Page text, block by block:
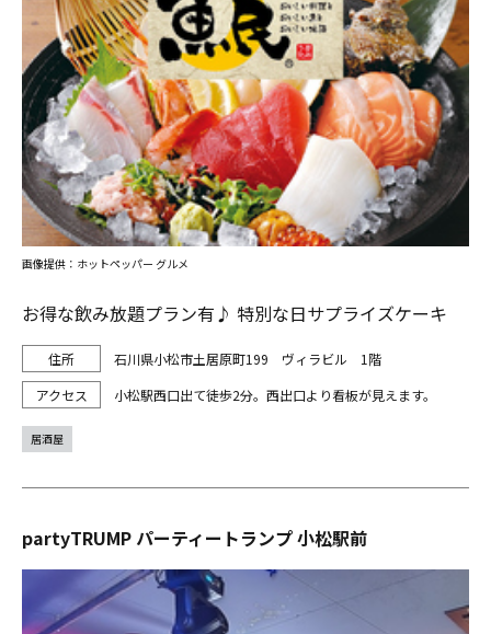
お得な飲み放題プラン有♪ 特別な日サプライズケーキ
石川県小松市土居原町199 ヴィラビル 1階
小松駅西口出て徒歩2分。西出口より看板が見えます。
画像提供：ホットペッパー グルメ
居酒屋
partyTRUMP パーティートランプ 小松駅前